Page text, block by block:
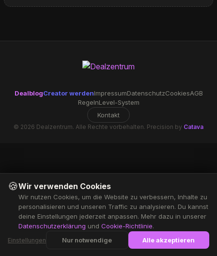
DealblogCreator werdenImpressumDatenschutzCookiesAGB
RegelnLevel-System
Kontakt
© 2026 Dealzentrum. Alle Rechte vorbehalten. Precision by Catava
🍪Wir verwenden Cookies
Wir nutzen Cookies, um die Website zu verbessern, Inhalte zu
personalisieren und unseren Traffic zu analysieren. Du kannst
deine Einstellungen jederzeit anpassen. Mehr dazu in unserer
Datenschutzerklärung und Cookie-Richtlinie.
Einstellungen Nur notwendige Alle akzeptieren